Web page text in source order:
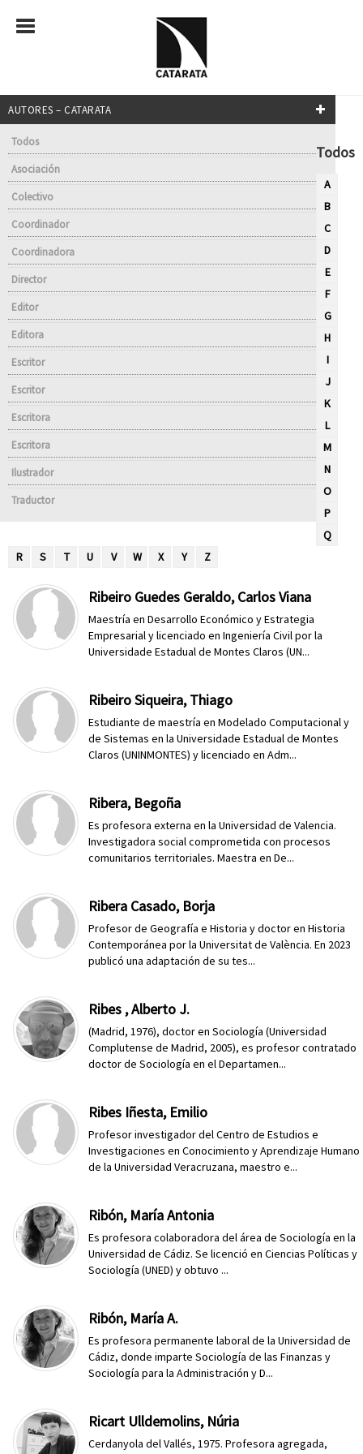
AUTORES – CATARATA
Todos
Asociación
Colectivo
Coordinador
Coordinadora
Director
Editor
Editora
Escritor
Escritor
Escritora
Escritora
Ilustrador
Traductor
Todos
A
B
C
D
E
F
G
H
I
J
K
L
M
N
O
P
Q
R
S T U V W X Y Z
Ribeiro Guedes Geraldo, Carlos Viana
Maestría en Desarrollo Económico y Estrategia
Empresarial y licenciado en Ingeniería Civil por la
Universidade Estadual de Montes Claros (UN...
Ribeiro Siqueira, Thiago
Estudiante de maestría en Modelado Computacional y
de Sistemas en la Universidade Estadual de Montes
Claros (UNINMONTES) y licenciado en Adm...
Ribera, Begoña
Es profesora externa en la Universidad de Valencia.
Investigadora social comprometida con procesos
comunitarios territoriales. Maestra en De...
Ribera Casado, Borja
Profesor de Geografía e Historia y doctor en Historia
Contemporánea por la Universitat de València. En 2023
publicó una adaptación de su tes...
Ribes , Alberto J.
(Madrid, 1976), doctor en Sociología (Universidad
Complutense de Madrid, 2005), es profesor contratado
doctor de Sociología en el Departamen...
Ribes Iñesta, Emilio
Profesor investigador del Centro de Estudios e
Investigaciones en Conocimiento y Aprendizaje Humano
de la Universidad Veracruzana, maestro e...
Ribón, María Antonia
Es profesora colaboradora del área de Sociología en la
Universidad de Cádiz. Se licenció en Ciencias Políticas y
Sociología (UNED) y obtuvo ...
Ribón, María A.
Es profesora permanente laboral de la Universidad de
Cádiz, donde imparte Sociología de las Finanzas y
Sociología para la Administración y D...
Ricart Ulldemolins, Núria
Cerdanyola del Vallés, 1975. Profesora agregada,